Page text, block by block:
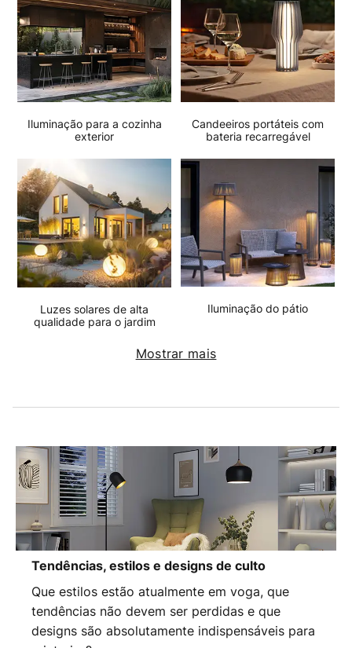
Iluminação para a cozinha
exterior
Candeeiros portáteis com
bateria recarregável
Luzes solares de alta
qualidade para o jardim
Iluminação do pátio
Mostrar mais
Tendências, estilos e designs de culto
Que estilos estão atualmente em voga, que
tendências não devem ser perdidas e que
designs são absolutamente indispensáveis para